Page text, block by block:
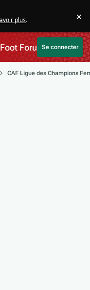
plus. ×
ForumSe connecter
CAF Ligue des Champions